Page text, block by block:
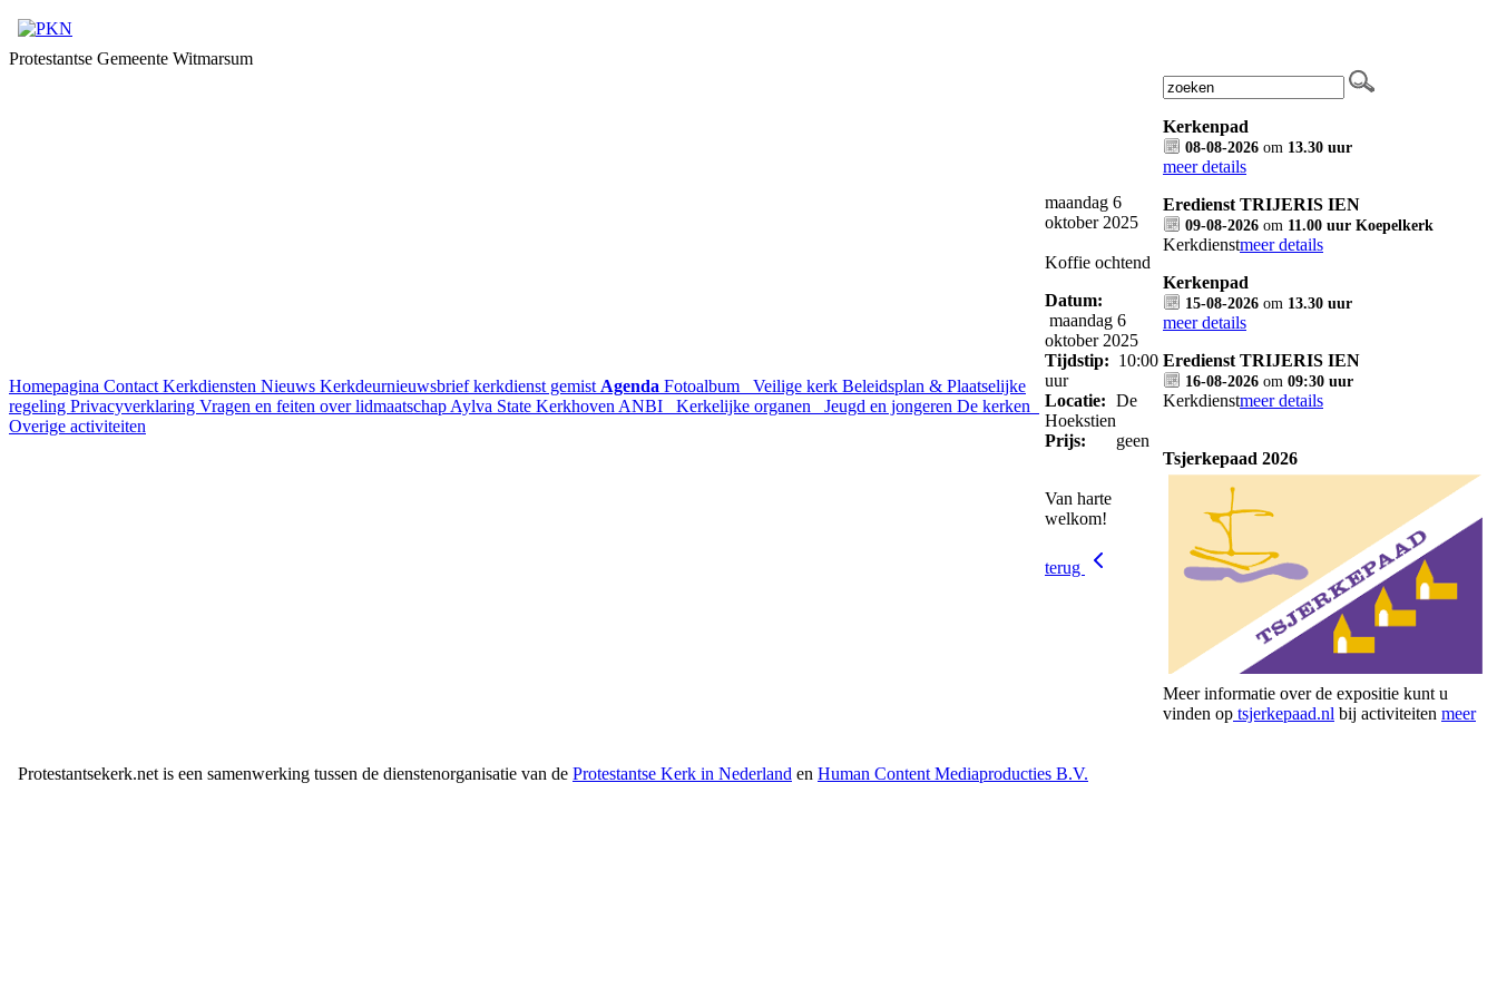
Protestantse Gemeente Witmarsum
Homepagina Contact Kerkdiensten Nieuws Kerkdeurnieuwsbriefkerkdienst gemist Agenda Fotoalbum Veilige kerk Beleidsplan & Plaatselijke
regeling Privacyverklaring Vragen en feiten over lidmaatschap Aylva State Kerkhoven ANBI Kerkelijke organen Jeugd en jongeren De kerken
Overige activiteiten
maandag 6
oktober 2025
Koffie ochtend
Datum:
maandag 6
oktober 2025
Tijdstip: 10:00
uur
Locatie: De
Hoekstien
Prijs:
geen
Van harte
welkom!
terug
Kerkenpad
08-08-2026 om 13.30 uur
meer details
Eredienst TRIJERIS IEN
09-08-2026 om 11.00 uur Koepelkerk
Kerkdienstmeer details
Kerkenpad
15-08-2026 om 13.30 uur
meer details
Eredienst TRIJERIS IEN
16-08-2026 om 09:30 uur
Kerkdienstmeer details
Tsjerkepaad 2026
Meer informatie over de expositie kunt u
vinden op tsjerkepaad.nl bij activiteiten meer
Protestantsekerk.net is een samenwerking tussen de dienstenorganisatie van de Protestantse Kerk in Nederland en Human Content Mediaproducties B.V.